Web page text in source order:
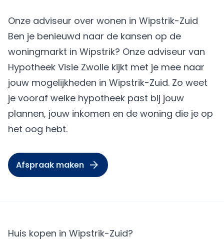
Onze adviseur over wonen in Wipstrik-Zuid
Ben je benieuwd naar de kansen op de
woningmarkt in Wipstrik? Onze adviseur van
Hypotheek Visie Zwolle kijkt met je mee naar
jouw mogelijkheden in Wipstrik-Zuid. Zo weet
je vooraf welke hypotheek past bij jouw
plannen, jouw inkomen en de woning die je op
het oog hebt.
Afspraak maken
Huis kopen in Wipstrik-Zuid?